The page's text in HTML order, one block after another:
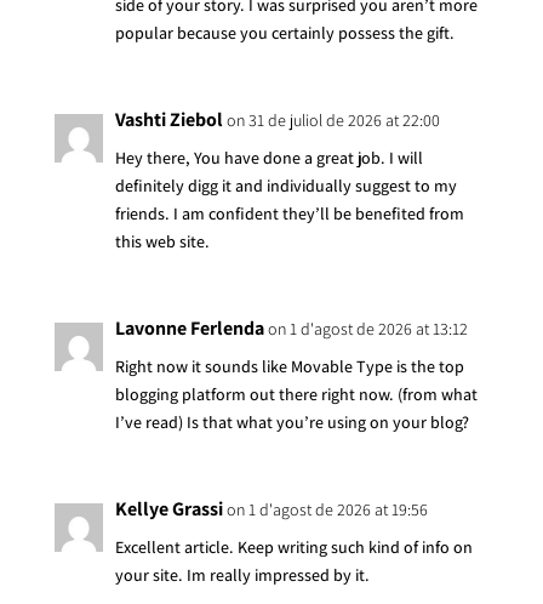
side of your story. I was surprised you aren’t more
popular because you certainly possess the gift.
Vashti Ziebolon 31 de juliol de 2026 at 22:00
Hey there, You have done a great job. I will
definitely digg it and individually suggest to my
friends. I am confident they’ll be benefited from
this web site.
Lavonne Ferlendaon 1 d'agost de 2026 at 13:12
Right now it sounds like Movable Type is the top
blogging platform out there right now. (from what
I’ve read) Is that what you’re using on your blog?
Kellye Grassion 1 d'agost de 2026 at 19:56
Excellent article. Keep writing such kind of info on
your site. Im really impressed by it.